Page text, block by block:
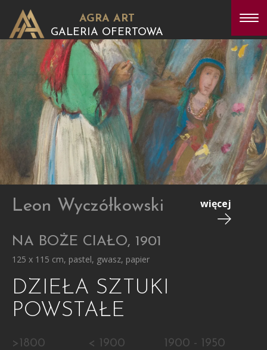
AGRA ART
GALERIA OFERTOWA
Leon Wyczółkowski
NA BOŻE CIAŁO, 1901
125 x 115 cm, pastel, gwasz, papier
więcej
DZIEŁA SZTUKI
POWSTAŁE
>1800 < 1900
1900 - 1950